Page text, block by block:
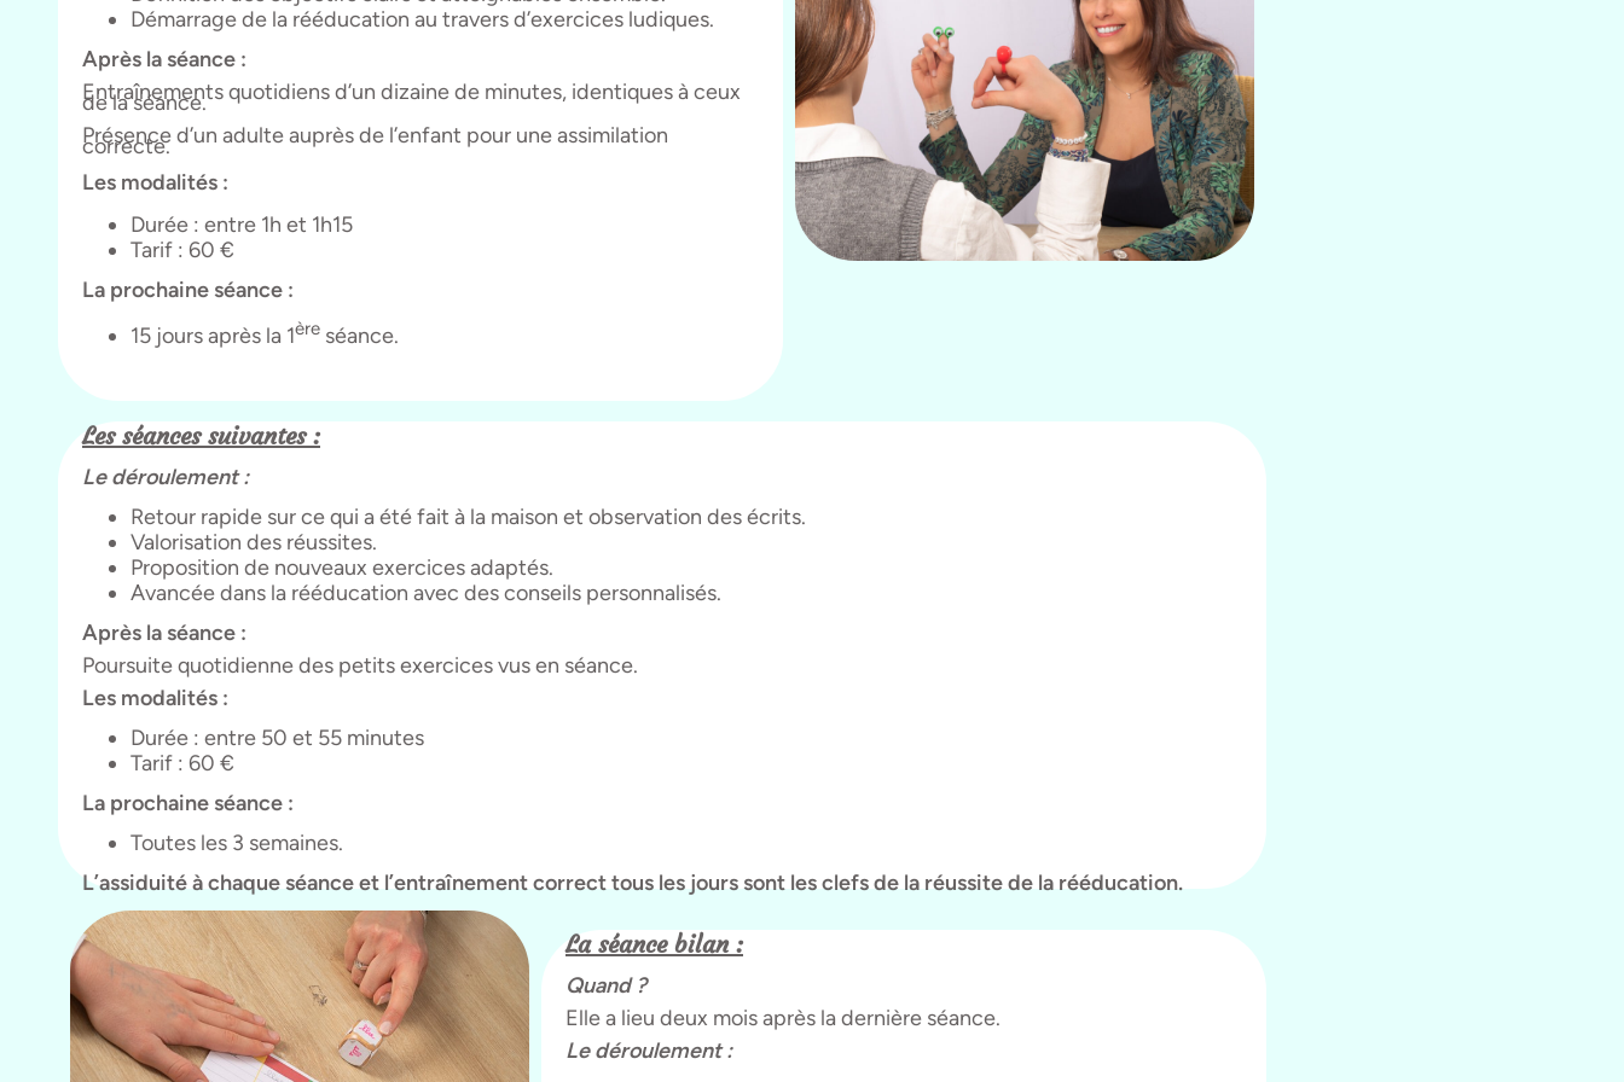
Démarrage de la rééducation au travers d’exercices ludiques.
Après la séance :
Entraînements quotidiens d’un dizaine de minutes, identiques à ceux
de la séance.
Présence d’un adulte auprès de l’enfant pour une assimilation
correcte.
Les modalités :
Durée : entre 1h et 1h15
Tarif : 60 €
La prochaine séance :
15 jours après la 1ère séance.
Les séances suivantes :
Le déroulement :
Retour rapide sur ce qui a été fait à la maison et observation des écrits.
Valorisation des réussites.
Proposition de nouveaux exercices adaptés.
Avancée dans la rééducation avec des conseils personnalisés.
Après la séance :
Poursuite quotidienne des petits exercices vus en séance.
Les modalités :
Durée : entre 50 et 55 minutes
Tarif : 60 €
La prochaine séance :
Toutes les 3 semaines.
L’assiduité à chaque séance et l’entraînement correct tous les jours sont les clefs de la réussite de la rééducation.
La séance bilan :
Quand ?
Elle a lieu deux mois après la dernière séance.
Le déroulement :